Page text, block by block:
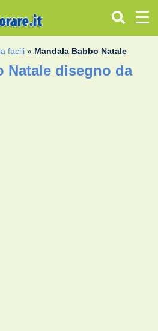
facili » Mandala Babbo Natale
Natale disegno da